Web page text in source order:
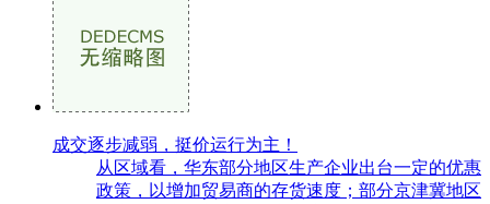
成交逐步减弱，挺价运行为主！
从区域看，华东部分地区生产企业出台一定的优惠
政策，以增加贸易商的存货速度；部分京津冀地区